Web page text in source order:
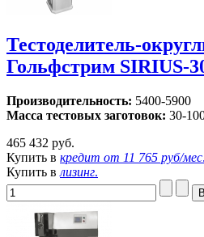
Тестоделитель-
Гольфстрим SIRIUS-
Производительность: 5400-5900
Масса тестовых заготовок: 30-
465 432 руб.
Купить в кредит от 11 765 руб/мес.
Купить в лизинг.